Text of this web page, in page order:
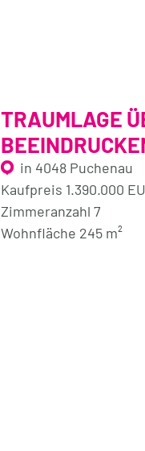
TRAUMLAGE
in 4048 Puchenau
Kaufpreis 1.390.000
Zimmeranzahl 7
Wohnfläche 245 m²